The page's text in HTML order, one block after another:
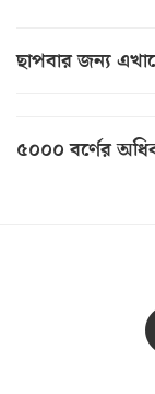
ছাপবার জন্য
৫০০০ বর্ণের